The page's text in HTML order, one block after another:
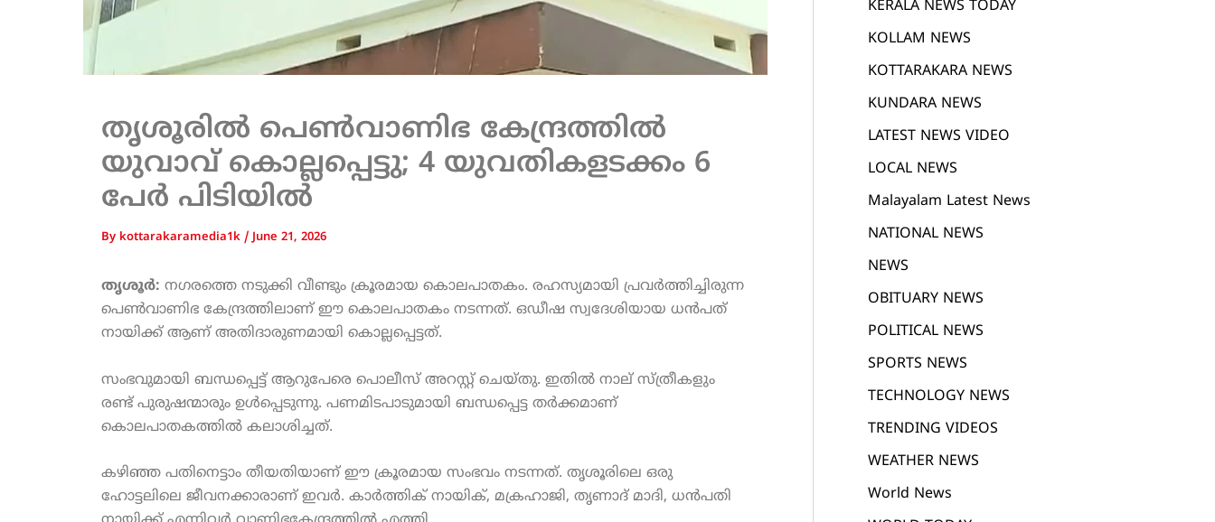
തൃശൂരിൽ പെൺവാണിഭ കേന്ദ്രത്തിൽ
യുവാവ് കൊല്ലപ്പെട്ടു; 4 യുവതികളടക്കം 6
പേർ പിടിയിൽ
By kottarakaramedia1k / June 21, 2026
തൃശൂർ: നഗരത്തെ നടുക്കി വീണ്ടും ക്രൂരമായ കൊലപാതകം. രഹസ്യമായി പ്രവർത്തിച്ചിരുന്ന
പെൺവാണിഭ കേന്ദ്രത്തിലാണ് ഈ കൊലപാതകം നടന്നത്. ഒഡീഷ സ്വദേശിയായ ധൻപത്
നായിക്ക് ആണ് അതിദാരുണമായി കൊല്ലപ്പെട്ടത്.
സംഭവുമായി ബന്ധപ്പെട്ട് ആറുപേരെ പൊലീസ് അറസ്റ്റ് ചെയ്തു. ഇതിൽ നാല് സ്ത്രീകളും
രണ്ട് പുരുഷന്മാരും ഉൾപ്പെടുന്നു. പണമിടപാടുമായി ബന്ധപ്പെട്ട തർക്കമാണ്
കൊലപാതകത്തിൽ കലാശിച്ചത്.
കഴിഞ്ഞ പതിനെട്ടാം തീയതിയാണ് ഈ ക്രൂരമായ സംഭവം നടന്നത്. തൃശൂരിലെ ഒരു
ഹോട്ടലിലെ ജീവനക്കാരാണ് ഇവർ. കാർത്തിക് നായിക്, മക്രഹാജി, തൃണാദ് മാദി, ധൻപതി
KERALA NEWS TODAY
KOLLAM NEWS
KOTTARAKARA NEWS
KUNDARA NEWS
LATEST NEWS VIDEO
LOCAL NEWS
Malayalam Latest News
NATIONAL NEWS
NEWS
OBITUARY NEWS
POLITICAL NEWS
SPORTS NEWS
TECHNOLOGY NEWS
TRENDING VIDEOS
WEATHER NEWS
World News